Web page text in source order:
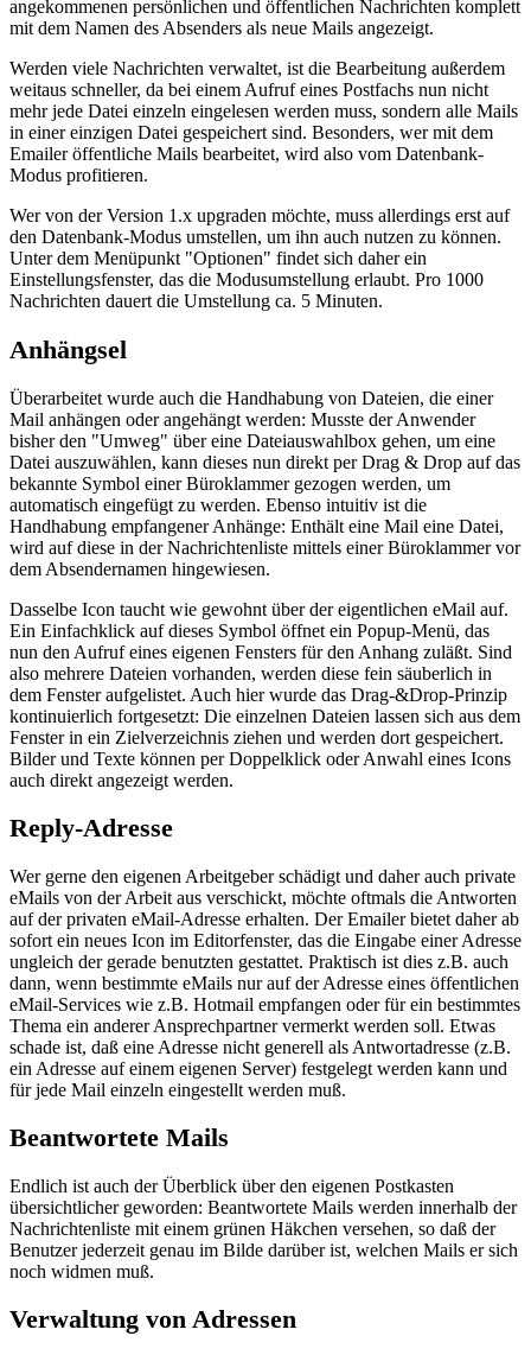
angekommenen persönlichen und öffentlichen Nachrichten komplett
mit dem Namen des Absenders als neue Mails angezeigt.
Werden viele Nachrichten verwaltet, ist die Bearbeitung außerdem
weitaus schneller, da bei einem Aufruf eines Postfachs nun nicht
mehr jede Datei einzeln eingelesen werden muss, sondern alle Mails
in einer einzigen Datei gespeichert sind. Besonders, wer mit dem
Emailer öffentliche Mails bearbeitet, wird also vom Datenbank-
Modus profitieren.
Wer von der Version 1.x upgraden möchte, muss allerdings erst auf
den Datenbank-Modus umstellen, um ihn auch nutzen zu können.
Unter dem Menüpunkt "Optionen" findet sich daher ein
Einstellungsfenster, das die Modusumstellung erlaubt. Pro 1000
Nachrichten dauert die Umstellung ca. 5 Minuten.
Anhängsel
Überarbeitet wurde auch die Handhabung von Dateien, die einer
Mail anhängen oder angehängt werden: Musste der Anwender
bisher den "Umweg" über eine Dateiauswahlbox gehen, um eine
Datei auszuwählen, kann dieses nun direkt per Drag & Drop auf das
bekannte Symbol einer Büroklammer gezogen werden, um
automatisch eingefügt zu werden. Ebenso intuitiv ist die
Handhabung empfangener Anhänge: Enthält eine Mail eine Datei,
wird auf diese in der Nachrichtenliste mittels einer Büroklammer vor
dem Absendernamen hingewiesen.
Dasselbe Icon taucht wie gewohnt über der eigentlichen eMail auf.
Ein Einfachklick auf dieses Symbol öffnet ein Popup-Menü, das
nun den Aufruf eines eigenen Fensters für den Anhang zuläßt. Sind
also mehrere Dateien vorhanden, werden diese fein säuberlich in
dem Fenster aufgelistet. Auch hier wurde das Drag-&Drop-Prinzip
kontinuierlich fortgesetzt: Die einzelnen Dateien lassen sich aus dem
Fenster in ein Zielverzeichnis ziehen und werden dort gespeichert.
Bilder und Texte können per Doppelklick oder Anwahl eines Icons
auch direkt angezeigt werden.
Reply-Adresse
Wer gerne den eigenen Arbeitgeber schädigt und daher auch private
eMails von der Arbeit aus verschickt, möchte oftmals die Antworten
auf der privaten eMail-Adresse erhalten. Der Emailer bietet daher ab
sofort ein neues Icon im Editorfenster, das die Eingabe einer Adresse
ungleich der gerade benutzten gestattet. Praktisch ist dies z.B. auch
dann, wenn bestimmte eMails nur auf der Adresse eines öffentlichen
eMail-Services wie z.B. Hotmail empfangen oder für ein bestimmtes
Thema ein anderer Ansprechpartner vermerkt werden soll. Etwas
schade ist, daß eine Adresse nicht generell als Antwortadresse (z.B.
ein Adresse auf einem eigenen Server) festgelegt werden kann und
für jede Mail einzeln eingestellt werden muß.
Beantwortete Mails
Endlich ist auch der Überblick über den eigenen Postkasten
übersichtlicher geworden: Beantwortete Mails werden innerhalb der
Nachrichtenliste mit einem grünen Häkchen versehen, so daß der
Benutzer jederzeit genau im Bilde darüber ist, welchen Mails er sich
noch widmen muß.
Verwaltung von Adressen